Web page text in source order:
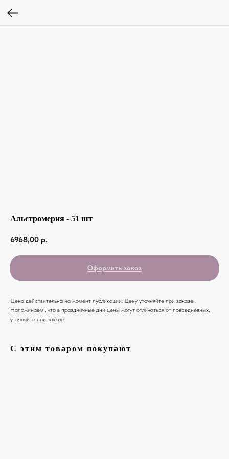
Альстромерия - 51 шт
6968,00 р.
Оформить заказ
Цена действительна на момент публикации. Цену уточняйте при заказе.
Напоминаем , что в праздничные дни цены могут отличаться от повседневных,
уточняйте при заказе!
С этим товаром покупают